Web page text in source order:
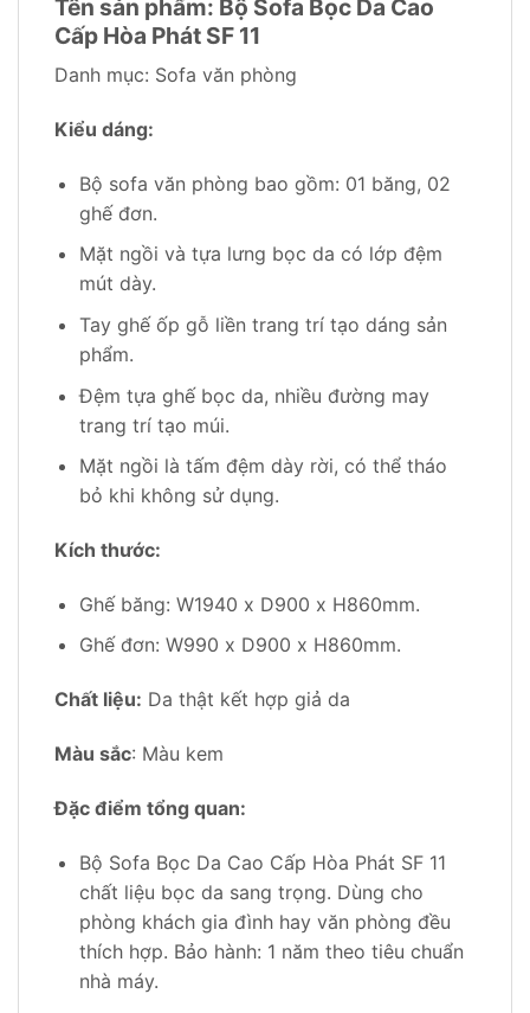
Tên sản phẩm: Bộ Sofa Bọc Da Cao
Cấp Hòa Phát SF 11
Danh mục: Sofa văn phòng
Kiểu dáng:
Bộ sofa văn phòng bao gồm: 01 băng, 02
ghế đơn.
Mặt ngồi và tựa lưng bọc da có lớp đệm
mút dày.
Tay ghế ốp gỗ liền trang trí tạo dáng sản
phẩm.
Đệm tựa ghế bọc da, nhiều đường may
trang trí tạo múi.
Mặt ngồi là tấm đệm dày rời, có thể tháo
bỏ khi không sử dụng.
Kích thước:
Ghế băng: W1940 x D900 x H860mm.
Ghế đơn: W990 x D900 x H860mm.
Chất liệu: Da thật kết hợp giả da
Màu sắc: Màu kem
Đặc điểm tổng quan:
Bộ Sofa Bọc Da Cao Cấp Hòa Phát SF 11
chất liệu bọc da sang trọng. Dùng cho
phòng khách gia đình hay văn phòng đều
thích hợp. Bảo hành: 1 năm theo tiêu chuẩn
nhà máy.